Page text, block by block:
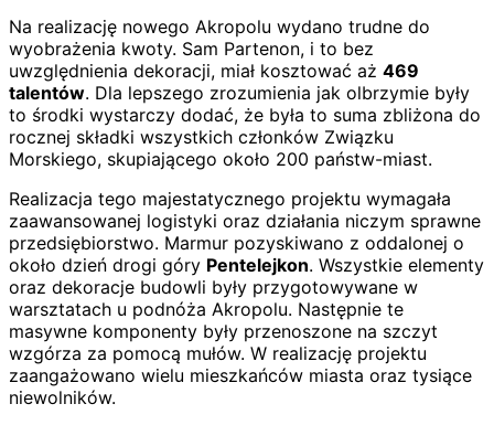
Na realizację nowego Akropolu wydano trudne do
wyobrażenia kwoty. Sam Partenon, i to bez
uwzględnienia dekoracji, miał kosztować aż 469
talentów. Dla lepszego zrozumienia jak olbrzymie były
to środki wystarczy dodać, że była to suma zbliżona do
rocznej składki wszystkich członków Związku
Morskiego, skupiającego około 200 państw-miast.
Realizacja tego majestatycznego projektu wymagała
zaawansowanej logistyki oraz działania niczym sprawne
przedsiębiorstwo. Marmur pozyskiwano z oddalonej o
około dzień drogi góry Pentelejkon. Wszystkie elementy
oraz dekoracje budowli były przygotowywane w
warsztatach u podnóża Akropolu. Następnie te
masywne komponenty były przenoszone na szczyt
wzgórza za pomocą mułów. W realizację projektu
zaangażowano wielu mieszkańców miasta oraz tysiące
niewolników.